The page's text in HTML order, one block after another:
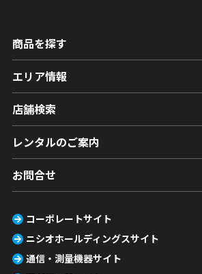
商品を探す
エリア情報
店舗検索
レンタルのご案内
お問合せ
コーポレートサイト
ニシオホールディングスサイト
通信・測量機器サイト